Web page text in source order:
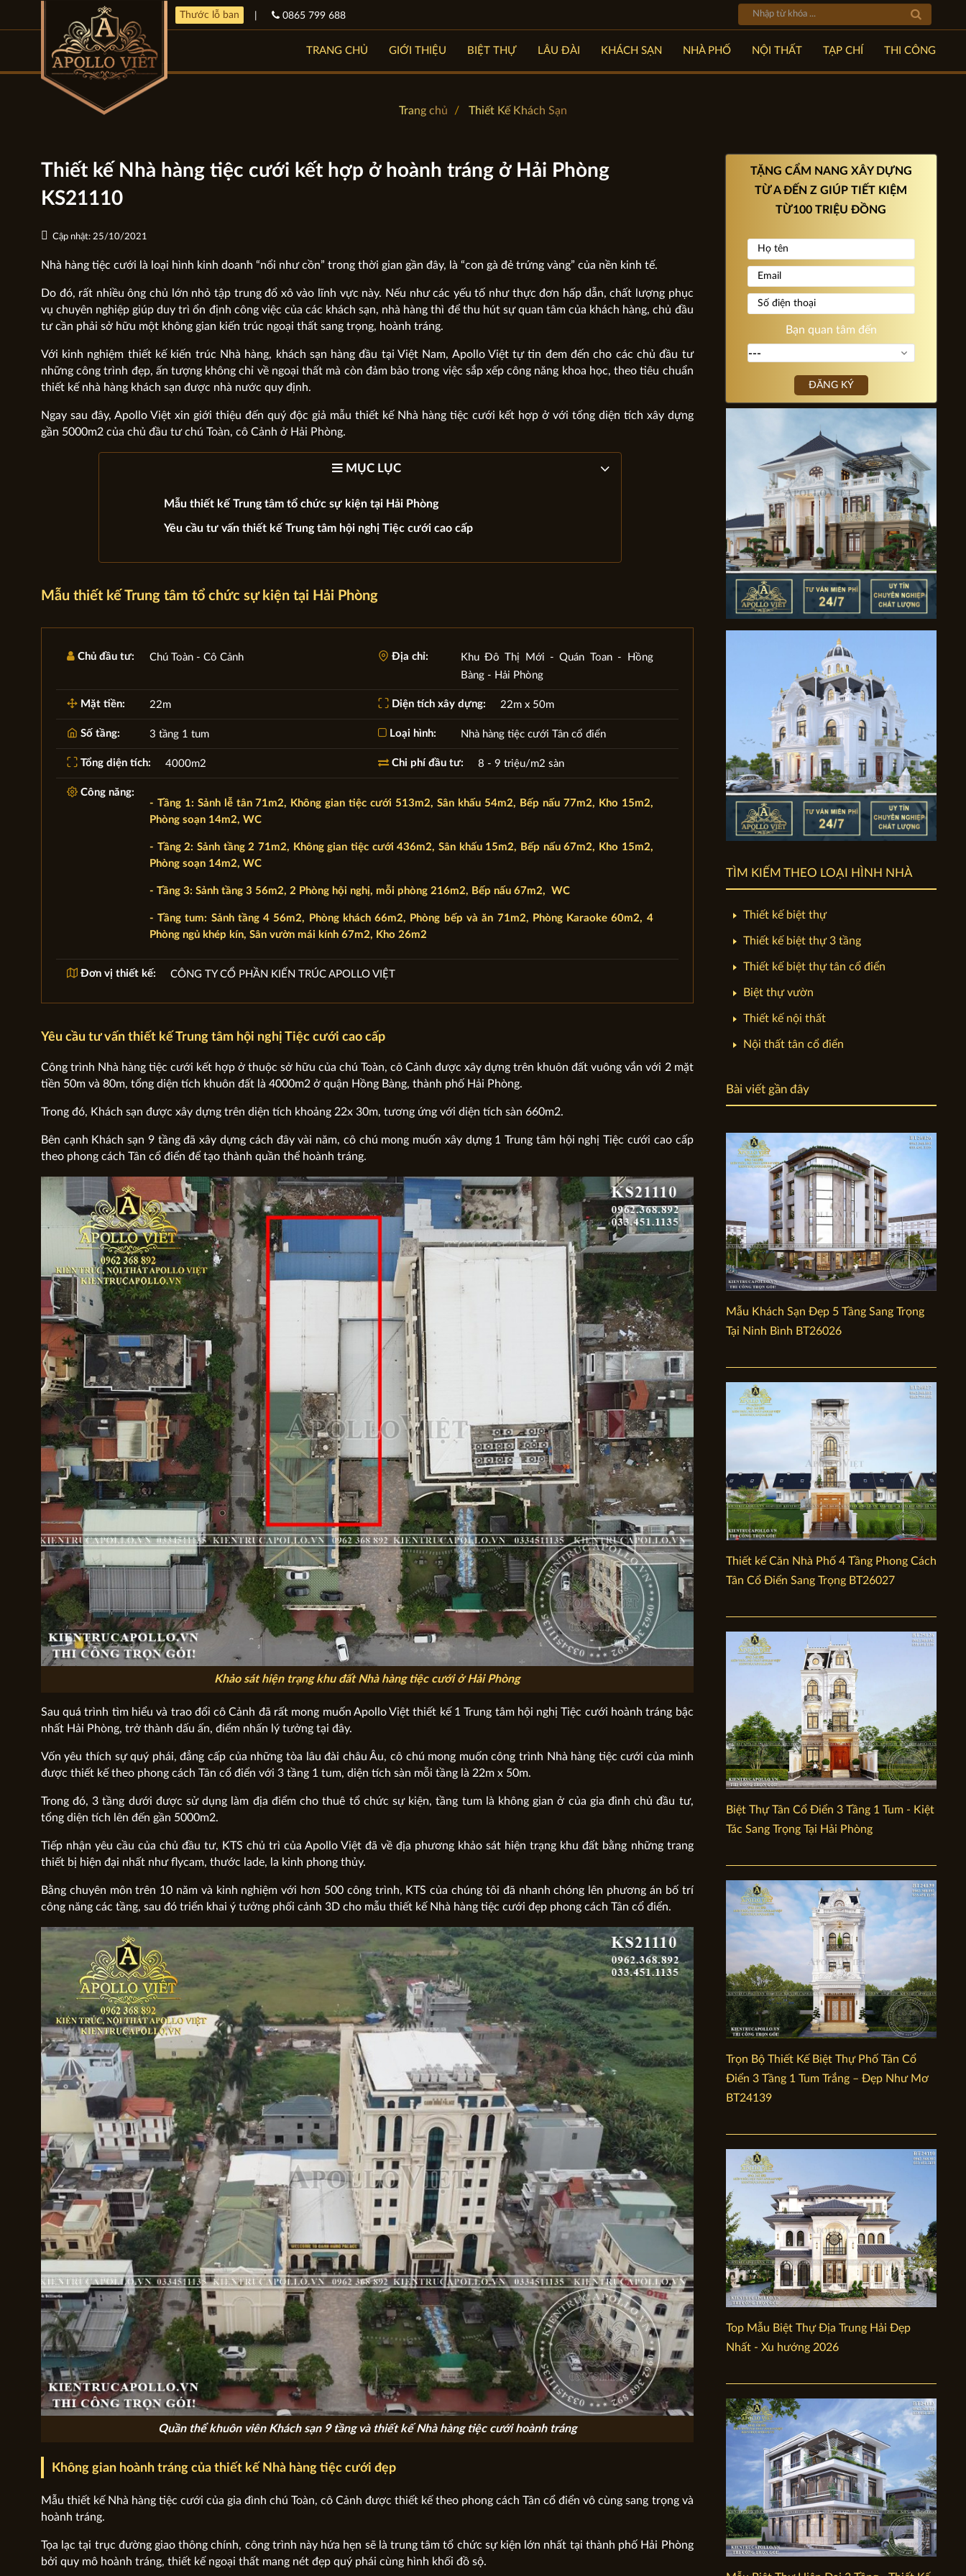
Thước lỗ ban 0865 799 688
TRANG CHỦ GIỚI THIỆU BIỆT THỰ LÂU ĐÀI KHÁCH SẠN NHÀ PHỐ NỘI THẤT TẠP CHÍ THI CÔNG
Trang chủ Thiết Kế Khách Sạn
Thiết kế Nhà hàng tiệc cưới kết hợp ở hoành tráng ở Hải Phòng
KS21110
Cập nhật: 25/10/2021
Nhà hàng tiệc cưới là loại hình kinh doanh “nổi như cồn” trong thời gian gần đây, là “con gà đẻ trứng vàng” của nền kinh tế.
Do đó, rất nhiều ông chủ lớn nhỏ tập trung đổ xô vào lĩnh vực này. Nếu như các yếu tố như thực đơn hấp dẫn, chất lượng phục
vụ chuyên nghiệp giúp duy trì ổn định công việc của các khách sạn, nhà hàng thì để thu hút sự quan tâm của khách hàng, chủ đầu
tư cần phải sở hữu một không gian kiến trúc ngoại thất sang trọng, hoành tráng.
Với kinh nghiệm thiết kế kiến trúc Nhà hàng, khách sạn hàng đầu tại Việt Nam, Apollo Việt tự tin đem đến cho các chủ đầu tư
những công trình đẹp, ấn tượng không chỉ về ngoại thất mà còn đảm bảo trong việc sắp xếp công năng khoa học, theo tiêu chuẩn
thiết kế nhà hàng khách sạn được nhà nước quy định.
Ngay sau đây, Apollo Việt xin giới thiệu đến quý độc giả mẫu thiết kế Nhà hàng tiệc cưới kết hợp ở với tổng diện tích xây dựng
gần 5000m2 của chủ đầu tư chú Toàn, cô Cảnh ở Hải Phòng.
MỤC LỤC
Mẫu thiết kế Trung tâm tổ chức sự kiện tại Hải Phòng
Yêu cầu tư vấn thiết kế Trung tâm hội nghị Tiệc cưới cao cấp
Mẫu thiết kế Trung tâm tổ chức sự kiện tại Hải Phòng
Chủ đầu tư: Chú Toàn - Cô Cảnh Địa chỉ:
Khu Đô Thị Mới - Quán Toan - Hồng
Bàng - Hải Phòng
Mặt tiền: 22m Diện tích xây dựng: 22m x 50m
Số tầng: 3 tầng 1 tum Loại hình: Nhà hàng tiệc cưới Tân cổ điển
Tổng diện tích: 4000m2 Chi phí đầu tư: 8 - 9 triệu/m2 sàn
Công năng:
- Tầng 1: Sảnh lễ tân 71m2, Không gian tiệc cưới 513m2, Sân khấu 54m2, Bếp nấu 77m2, Kho 15m2,
Phòng soạn 14m2, WC
- Tầng 2: Sảnh tầng 2 71m2, Không gian tiệc cưới 436m2, Sân khấu 15m2, Bếp nấu 67m2, Kho 15m2,
Phòng soạn 14m2, WC
- Tầng 3: Sảnh tầng 3 56m2, 2 Phòng hội nghị, mỗi phòng 216m2, Bếp nấu 67m2, WC
- Tầng tum: Sảnh tầng 4 56m2, Phòng khách 66m2, Phòng bếp và ăn 71m2, Phòng Karaoke 60m2, 4
Phòng ngủ khép kín, Sân vườn mái kính 67m2, Kho 26m2
Đơn vị thiết kế: CÔNG TY CỔ PHẦN KIẾN TRÚC APOLLO VIỆT
Yêu cầu tư vấn thiết kế Trung tâm hội nghị Tiệc cưới cao cấp
Công trình Nhà hàng tiệc cưới kết hợp ở thuộc sở hữu của chú Toàn, cô Cảnh được xây dựng trên khuôn đất vuông vắn với 2 mặt
tiền 50m và 80m, tổng diện tích khuôn đất là 4000m2 ở quận Hồng Bàng, thành phố Hải Phòng.
Trong đó, Khách sạn được xây dựng trên diện tích khoảng 22x 30m, tương ứng với diện tích sàn 660m2.
Bên cạnh Khách sạn 9 tầng đã xây dựng cách đây vài năm, cô chú mong muốn xây dựng 1 Trung tâm hội nghị Tiệc cưới cao cấp
theo phong cách Tân cổ điển để tạo thành quần thể hoành tráng.
Khảo sát hiện trạng khu đất Nhà hàng tiệc cưới ở Hải Phòng
Sau quá trình tìm hiểu và trao đổi cô Cảnh đã rất mong muốn Apollo Việt thiết kế 1 Trung tâm hội nghị Tiệc cưới hoành tráng bậc
nhất Hải Phòng, trở thành dấu ấn, điểm nhấn lý tưởng tại đây.
Vốn yêu thích sự quý phái, đẳng cấp của những tòa lâu đài châu Âu, cô chú mong muốn công trình Nhà hàng tiệc cưới của mình
được thiết kế theo phong cách Tân cổ điển với 3 tầng 1 tum, diện tích sàn mỗi tầng là 22m x 50m.
Trong đó, 3 tầng dưới được sử dụng làm địa điểm cho thuê tổ chức sự kiện, tầng tum là không gian ở của gia đình chủ đầu tư,
tổng diện tích lên đến gần 5000m2.
Tiếp nhận yêu cầu của chủ đầu tư, KTS chủ trì của Apollo Việt đã về địa phương khảo sát hiện trạng khu đất bằng những trang
thiết bị hiện đại nhất như flycam, thước lade, la kinh phong thủy.
Bằng chuyên môn trên 10 năm và kinh nghiệm với hơn 500 công trình, KTS của chúng tôi đã nhanh chóng lên phương án bố trí
công năng các tầng, sau đó triển khai ý tưởng phối cảnh 3D cho mẫu thiết kế Nhà hàng tiệc cưới đẹp phong cách Tân cổ điển.
Quần thể khuôn viên Khách sạn 9 tầng và thiết kế Nhà hàng tiệc cưới hoành tráng
Không gian hoành tráng của thiết kế Nhà hàng tiệc cưới đẹp
Mẫu thiết kế Nhà hàng tiệc cưới của gia đình chú Toàn, cô Cảnh được thiết kế theo phong cách Tân cổ điển vô cùng sang trọng và
hoành tráng.
Tọa lạc tại trục đường giao thông chính, công trình này hứa hẹn sẽ là trung tâm tổ chức sự kiện lớn nhất tại thành phố Hải Phòng
bởi quy mô hoành tráng, thiết kế ngoại thất mang nét đẹp quý phái cùng hình khối đồ sộ.
TẶNG CẨM NANG XÂY DỰNG
TỪ A ĐẾN Z GIÚP TIẾT KIỆM
TỪ100 TRIỆU ĐỒNG
Bạn quan tâm đến
ĐĂNG KÝ
TÌM KIẾM THEO LOẠI HÌNH NHÀ
Thiết kế biệt thự
Thiết kế biệt thự 3 tầng
Thiết kế biệt thự tân cổ điển
Biệt thự vườn
Thiết kế nội thất
Nội thất tân cổ điển
Bài viết gần đây
Mẫu Khách Sạn Đẹp 5 Tầng Sang Trọng
Tại Ninh Bình BT26026
Thiết kế Căn Nhà Phố 4 Tầng Phong Cách
Tân Cổ Điển Sang Trọng BT26027
Biệt Thự Tân Cổ Điển 3 Tầng 1 Tum - Kiệt
Tác Sang Trọng Tại Hải Phòng
Trọn Bộ Thiết Kế Biệt Thự Phố Tân Cổ
Điển 3 Tầng 1 Tum Trắng – Đẹp Như Mơ
BT24139
Top Mẫu Biệt Thự Địa Trung Hải Đẹp
Nhất - Xu hướng 2026